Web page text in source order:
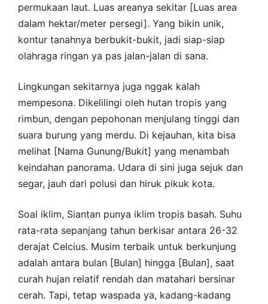
permukaan laut. Luas areanya sekitar [Luas area
dalam hektar/meter persegi]. Yang bikin unik,
kontur tanahnya berbukit-bukit, jadi siap-siap
olahraga ringan ya pas jalan-jalan di sana.
Lingkungan sekitarnya juga nggak kalah
mempesona. Dikelilingi oleh hutan tropis yang
rimbun, dengan pepohonan menjulang tinggi dan
suara burung yang merdu. Di kejauhan, kita bisa
melihat [Nama Gunung/Bukit] yang menambah
keindahan panorama. Udara di sini juga sejuk dan
segar, jauh dari polusi dan hiruk pikuk kota.
Soal iklim, Siantan punya iklim tropis basah. Suhu
rata-rata sepanjang tahun berkisar antara 26-32
derajat Celcius. Musim terbaik untuk berkunjung
adalah antara bulan [Bulan] hingga [Bulan], saat
curah hujan relatif rendah dan matahari bersinar
cerah. Tapi, tetap waspada ya, kadang-kadang